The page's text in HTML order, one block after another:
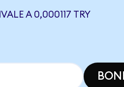
A 0,000117 TRY